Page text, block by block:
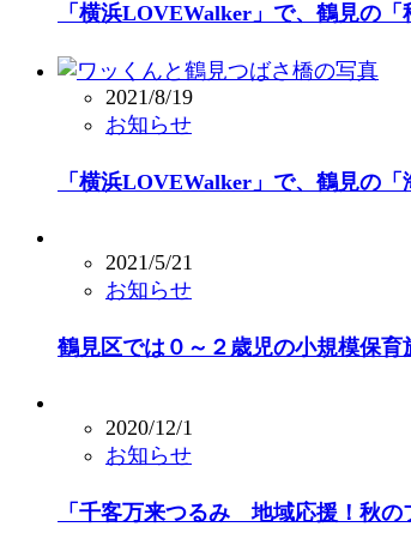
「横浜LOVEWalker」で、鶴見の
2021/8/19
お知らせ
「横浜LOVEWalker」で、鶴見の
2021/5/21
お知らせ
鶴見区では０～２歳児の小規模保育
2020/12/1
お知らせ
「千客万来つるみ 地域応援！秋の